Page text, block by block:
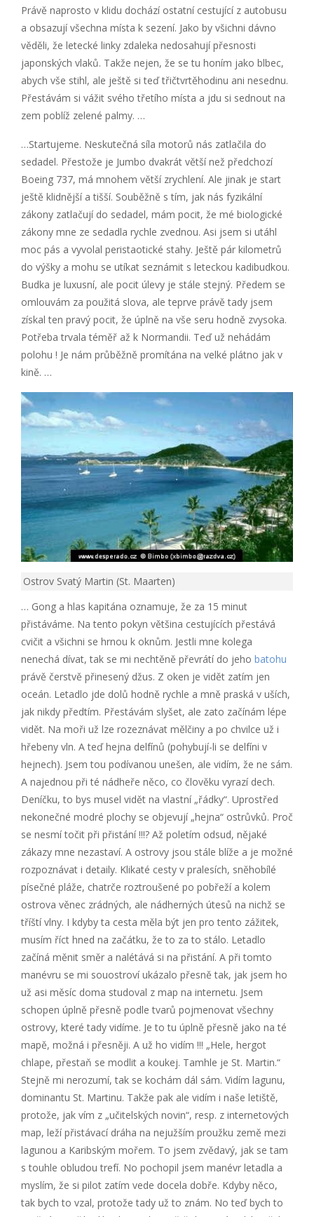
Právě naprosto v klidu dochází ostatní cestující z autobusu
a obsazují všechna místa k sezení. Jako by všichni dávno
věděli, že letecké linky zdaleka nedosahují přesnosti
japonských vlaků. Takže nejen, že se tu honím jako blbec,
abych vše stihl, ale ještě si teď třičtvrtěhodinu ani nesednu.
Přestávám si vážit svého třetího místa a jdu si sednout na
zem poblíž zelené palmy. …
…Startujeme. Neskutečná síla motorů nás zatlačila do
sedadel. Přestože je Jumbo dvakrát větší než předchozí
Boeing 737, má mnohem větší zrychlení. Ale jinak je start
ještě klidnější a tišší. Souběžně s tím, jak nás fyzikální
zákony zatlačují do sedadel, mám pocit, že mé biologické
zákony mne ze sedadla rychle zvednou. Asi jsem si utáhl
moc pás a vyvolal peristaotické stahy. Ještě pár kilometrů
do výšky a mohu se utíkat seznámit s leteckou kadibudkou.
Budka je luxusní, ale pocit úlevy je stále stejný. Předem se
omlouvám za použitá slova, ale teprve právě tady jsem
získal ten pravý pocit, že úplně na vše seru hodně zvysoka.
Potřeba trvala téměř až k Normandii. Teď už nehádám
polohu ! Je nám průběžně promítána na velké plátno jak v
kině. …
Ostrov Svatý Martin (St. Maarten)
… Gong a hlas kapitána oznamuje, že za 15 minut
přistáváme. Na tento pokyn většina cestujících přestává
cvičit a všichni se hrnou k oknům. Jestli mne kolega
nenechá dívat, tak se mi nechtěně převrátí do jeho batohu
právě čerstvě přinesený džus. Z oken je vidět zatím jen
oceán. Letadlo jde dolů hodně rychle a mně praská v uších,
jak nikdy předtím. Přestávám slyšet, ale zato začínám lépe
vidět. Na moři už lze rozeznávat mělčiny a po chvilce už i
hřebeny vln. A teď hejna delfínů (pohybují-li se delfíni v
hejnech). Jsem tou podívanou unešen, ale vidím, že ne sám.
A najednou při té nádheře něco, co člověku vyrazí dech.
Deníčku, to bys musel vidět na vlastní „řádky“. Uprostřed
nekonečné modré plochy se objevují „hejna“ ostrůvků. Proč
se nesmí točit při přistání !!!? Až poletím odsud, nějaké
zákazy mne nezastaví. A ostrovy jsou stále blíže a je možné
rozpoznávat i detaily. Klikaté cesty v pralesích, sněhobílé
písečné pláže, chatrče roztroušené po pobřeží a kolem
ostrova věnec zrádných, ale nádherných útesů na nichž se
tříští vlny. I kdyby ta cesta měla být jen pro tento zážitek,
musím říct hned na začátku, že to za to stálo. Letadlo
začíná měnit směr a nalétává si na přistání. A při tomto
manévru se mi souostroví ukázalo přesně tak, jak jsem ho
už asi měsíc doma studoval z map na internetu. Jsem
schopen úplně přesně podle tvarů pojmenovat všechny
ostrovy, které tady vidíme. Je to tu úplně přesně jako na té
mapě, možná i přesněji. A už ho vidím !!! „Hele, hergot
chlape, přestaň se modlit a koukej. Tamhle je St. Martin.“
Stejně mi nerozumí, tak se kochám dál sám. Vidím lagunu,
dominantu St. Martinu. Takže pak ale vidím i naše letiště,
protože, jak vím z „učitelských novin“, resp. z internetových
map, leží přistávací dráha na nejužším proužku země mezi
lagunou a Karibským mořem. To jsem zvědavý, jak se tam
s touhle obludou trefí. No pochopil jsem manévr letadla a
myslím, že si pilot zatím vede docela dobře. Kdyby něco,
tak bych to vzal, protože tady už to znám. No teď bych to